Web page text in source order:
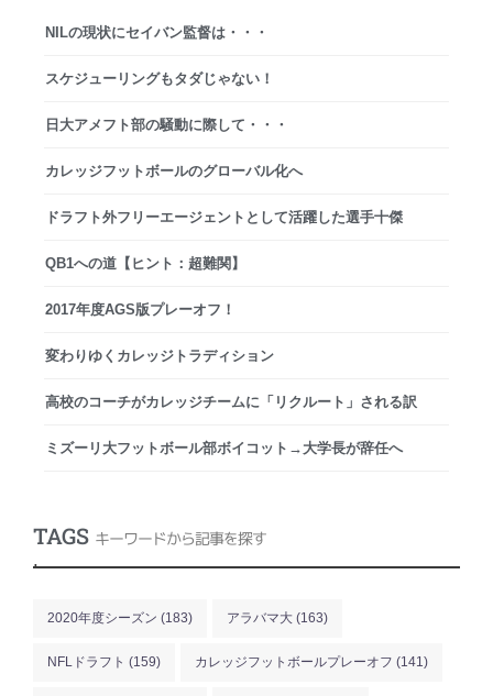
NILの現状にセイバン監督は・・・
スケジューリングもタダじゃない！
日大アメフト部の騒動に際して・・・
カレッジフットボールのグローバル化へ
ドラフト外フリーエージェントとして活躍した選手十傑
QB1への道【ヒント：超難関】
2017年度AGS版プレーオフ！
変わりゆくカレッジトラディション
高校のコーチがカレッジチームに「リクルート」される訳
ミズーリ大フットボール部ボイコット→大学長が辞任へ
TAGS キーワードから記事を探す
.
2020年度シーズン (183) アラバマ大 (163)
NFLドラフト (159) カレッジフットボールプレーオフ (141)